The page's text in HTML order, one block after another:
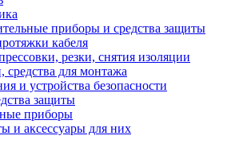
приборы и средства защиты
кабеля
резки, снятия изоляции
для монтажа
и устройства безопасности
защиты
приборы
и аксессуары для них